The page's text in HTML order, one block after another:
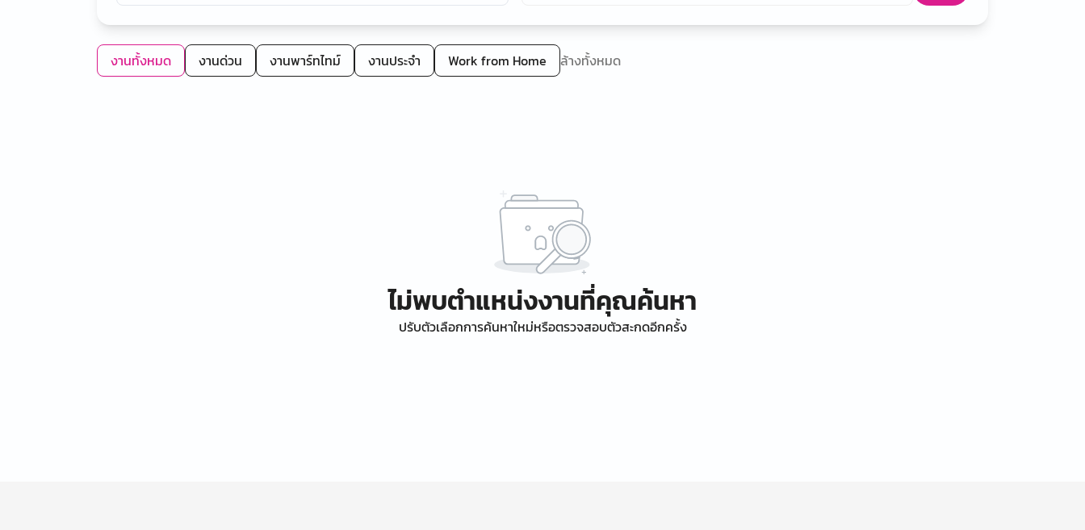
งานทั้งหมด งานด่วน งานพาร์ทไทม์ งานประจำ Work from Home ล้างทั้งหมด
ไม่พบตำแหน่งงานที่คุณค้นหา
ปรับตัวเลือกการค้นหาใหม่หรือตรวจสอบตัวสะกดอีกครั้ง